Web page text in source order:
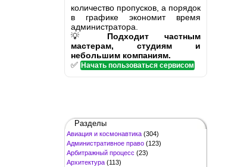
количество пропусков, а порядок
в графике экономит время
администратора.
💡 Подходит частным
мастерам, студиям и
небольшим компаниям.
✅ Начать пользоваться сервисом
Разделы
Авиация и космонавтика (304)
Административное право (123)
Арбитражный процесс (23)
Архитектура (113)